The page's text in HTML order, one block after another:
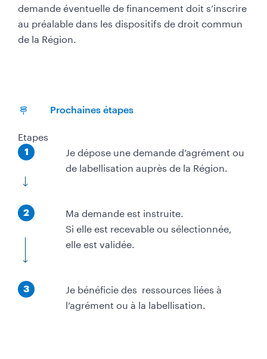
demande éventuelle de financement doit s’inscrire
au préalable dans les dispositifs de droit commun
de la Région.
Prochaines étapes
Etapes
É
e
1
Je dépose une demande d’agrément ou
de labellisation auprès de la Région.
É
p
2
Ma demande est instruite.
Si elle est recevable ou sélectionnée,
elle est validée.
É 3 Je bénéficie des ressources liées à
l’agrément ou à la labellisation.